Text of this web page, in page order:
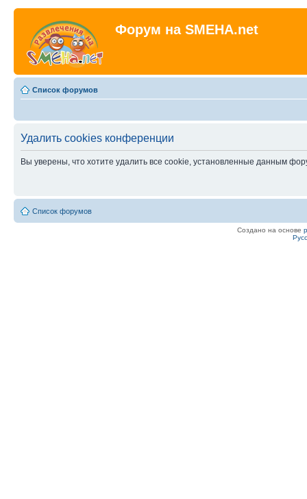
Форум на SMEHA.net
Список форумов
Удалить cookies конференции
Вы уверены, что хотите удалить все cookie, установленные данным
Список форумов
Создано на основе